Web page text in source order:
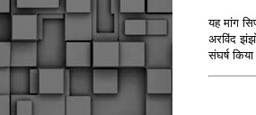
यह मांग
अरविंद
संघर्ष